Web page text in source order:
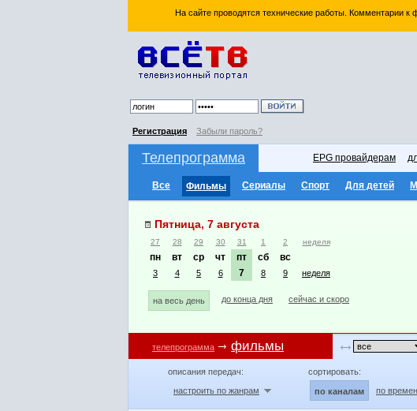
На сайте проводятся технические работы. Комментарии
Регистрация Забыли пароль?
Телепрограмма EPG провайдерам
Все Фильмы Сериалы Спорт Для детей
Пятница, 7 августа
27 28 29 30 31 1 2 неделя
пн вт ср чт пт сб вс
3 4 5 6 7 8 9 неделя
на весь день до конца дня сейчас и скоро
телепрограмма фильмы
описания передач:
настроить по жанрам
сортировать:
по каналам по